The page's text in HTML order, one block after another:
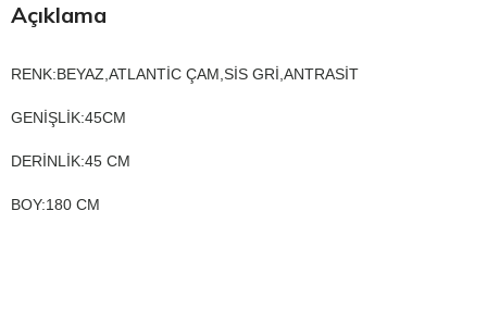
Açıklama
RENK:BEYAZ,ATLANTİC ÇAM,SİS GRİ,ANTRASİT
GENİŞLİK:45CM
DERİNLİK:45 CM
BOY:180 CM